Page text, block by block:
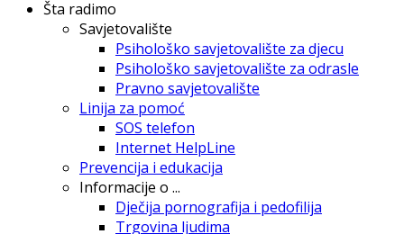
Šta radimo
Savjetovalište
Psihološko savjetovalište za djecu
Psihološko savjetovalište za odrasle
Pravno savjetovalište
Linija za pomoć
SOS telefon
Internet HelpLine
Prevencija i edukacija
Informacije o ...
Dječija pornografija i pedofilija
Trgovina ljudima